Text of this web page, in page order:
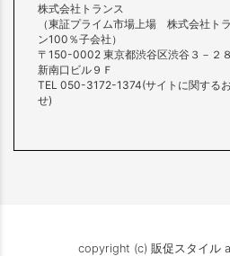
株式会社トランス
（東証プライム市場上場 株式会社ト
ン100％子会社）
〒150-0002 東京都渋谷区渋谷３－２
新南口ビル９Ｆ
TEL 050-3172-1374(サイトに関する
せ)
copyright (c) 販促スタイル